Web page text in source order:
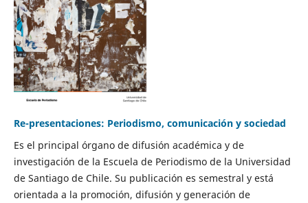
Re-presentaciones: Periodismo, comunicación y sociedad
Es el principal órgano de difusión académica y de
investigación de la Escuela de Periodismo de la Universidad
de Santiago de Chile. Su publicación es semestral y está
orientada a la promoción, difusión y generación de